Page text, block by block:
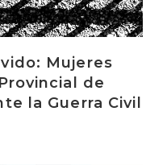
Mujeres
de
la Guerra Civil